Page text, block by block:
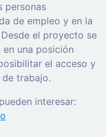
personas
de empleo y en la
el proyecto se
una posición
el acceso y
trabajo.
interesar: